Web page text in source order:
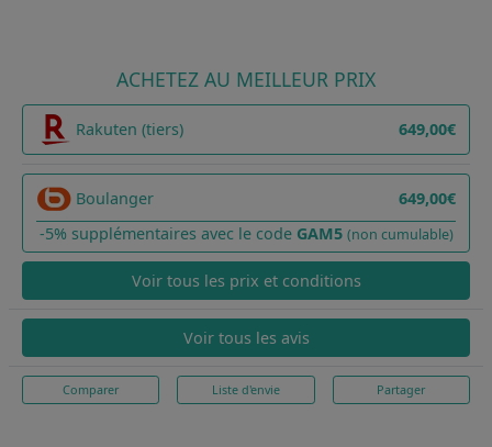
ACHETEZ AU MEILLEUR PRIX
Rakuten (tiers) 649,00€
Boulanger
649,00€
-5% supplémentaires avec le code GAM5 (non cumulable)
Voir tous les prix et conditions
Voir tous les avis
Comparer Liste d'envie Partager